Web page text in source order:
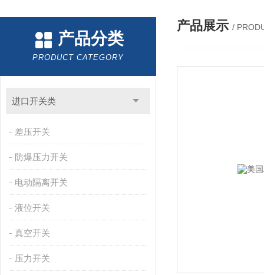
产品分类
PRODUCT CATEGORY
进口开关类
差压开关
防爆压力开关
电动隔离开关
液位开关
真空开关
压力开关
产品展示 /